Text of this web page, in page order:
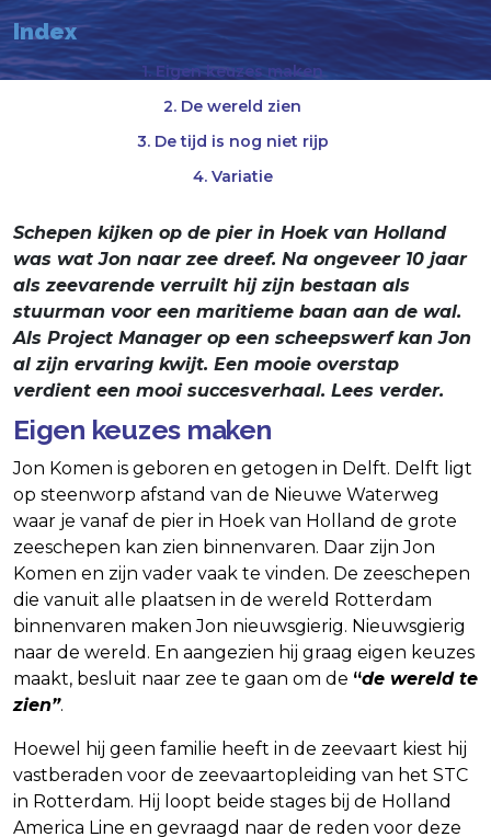
Index
1. Eigen keuzes maken
2. De wereld zien
3. De tijd is nog niet rijp
4. Variatie
Schepen kijken op de pier in Hoek van Holland
was wat Jon naar zee dreef. Na ongeveer 10 jaar
als zeevarende verruilt hij zijn bestaan als
stuurman voor een maritieme baan aan de wal.
Als Project Manager op een scheepswerf kan Jon
al zijn ervaring kwijt. Een mooie overstap
verdient een mooi succesverhaal. Lees verder.
Eigen keuzes maken
Jon Komen is geboren en getogen in Delft. Delft ligt
op steenworp afstand van de Nieuwe Waterweg
waar je vanaf de pier in Hoek van Holland de grote
zeeschepen kan zien binnenvaren. Daar zijn Jon
Komen en zijn vader vaak te vinden. De zeeschepen
die vanuit alle plaatsen in de wereld Rotterdam
binnenvaren maken Jon nieuwsgierig. Nieuwsgierig
naar de wereld. En aangezien hij graag eigen keuzes
maakt, besluit naar zee te gaan om de “de wereld te
zien”.
Hoewel hij geen familie heeft in de zeevaart kiest hij
vastberaden voor de zeevaartopleiding van het STC
in Rotterdam. Hij loopt beide stages bij de Holland
America Line en gevraagd naar de reden voor deze